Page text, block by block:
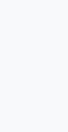
Ensino